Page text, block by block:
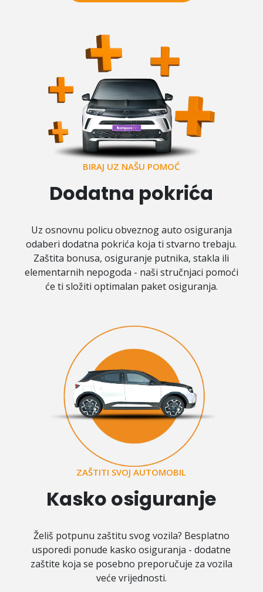
BIRAJ UZ NAŠU POMOĆ
Dodatna pokrića
Uz osnovnu policu obveznog auto osiguranja
odaberi dodatna pokrića koja ti stvarno trebaju.
Zaštita bonusa, osiguranje putnika, stakla ili
elementarnih nepogoda - naši stručnjaci pomoći
će ti složiti optimalan paket osiguranja.
ZAŠTITI SVOJ AUTOMOBIL
Kasko osiguranje
Želiš potpunu zaštitu svog vozila? Besplatno
usporedi ponude kasko osiguranja - dodatne
zaštite koja se posebno preporučuje za vozila
veće vrijednosti.